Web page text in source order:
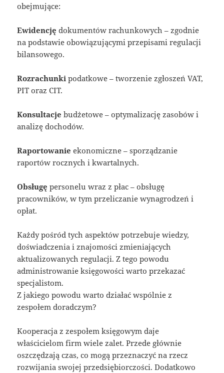
obejmujące:
Ewidencję dokumentów rachunkowych – zgodnie
na podstawie obowiązującymi przepisami regulacji
bilansowego.
Rozrachunki podatkowe – tworzenie zgłoszeń VAT,
PIT oraz CIT.
Konsultacje budżetowe – optymalizację zasobów i
analizę dochodów.
Raportowanie ekonomiczne – sporządzanie
raportów rocznych i kwartalnych.
Obsługę personelu wraz z płac – obsługę
pracowników, w tym przeliczanie wynagrodzeń i
opłat.
Każdy pośród tych aspektów potrzebuje wiedzy,
doświadczenia i znajomości zmieniających
aktualizowanych regulacji. Z tego powodu
administrowanie księgowości warto przekazać
specjalistom.
Z jakiego powodu warto działać wspólnie z
zespołem doradczym?
Kooperacja z zespołem księgowym daje
właścicielom firm wiele zalet. Przede głównie
oszczędzają czas, co mogą przeznaczyć na rzecz
rozwijania swojej przedsiębiorczości. Dodatkowo